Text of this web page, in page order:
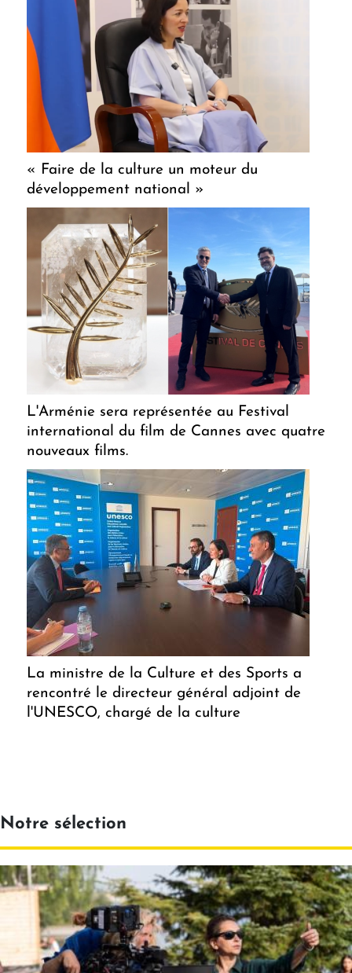
« Faire de la culture un moteur du
développement national »
L'Arménie sera représentée au Festival
international du film de Cannes avec quatre
nouveaux films.
La ministre de la Culture et des Sports a
rencontré le directeur général adjoint de
l'UNESCO, chargé de la culture
Notre sélection